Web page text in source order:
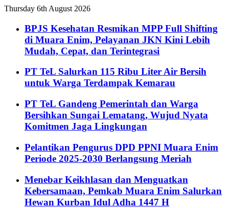
Thursday 6th August 2026
BPJS Kesehatan Resmikan MPP Full Shifting
di Muara Enim, Pelayanan JKN Kini Lebih
Mudah, Cepat, dan Terintegrasi
PT TeL Salurkan 115 Ribu Liter Air Bersih
untuk Warga Terdampak Kemarau
PT TeL Gandeng Pemerintah dan Warga
Bersihkan Sungai Lematang, Wujud Nyata
Komitmen Jaga Lingkungan
Pelantikan Pengurus DPD PPNI Muara Enim
Periode 2025-2030 Berlangsung Meriah
Menebar Keikhlasan dan Menguatkan
Kebersamaan, Pemkab Muara Enim Salurkan
Hewan Kurban Idul Adha 1447 H